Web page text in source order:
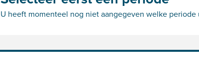
U heeft momenteel nog niet aangegeven welke